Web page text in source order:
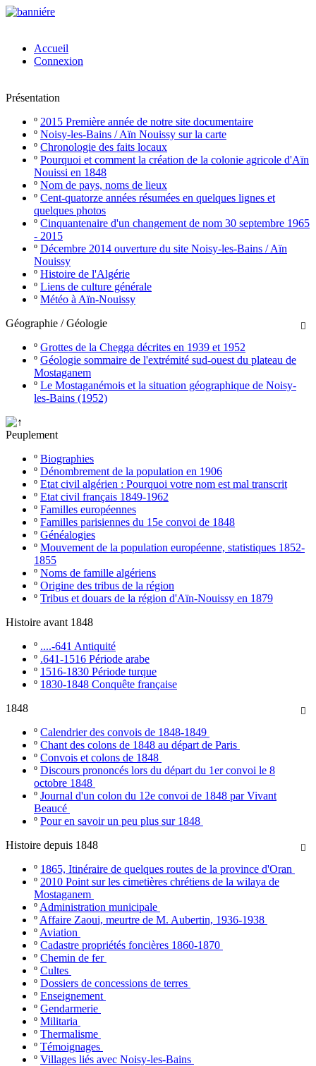
Accueil
Connexion
Présentation
º 2015 Première année de notre site documentaire
º Noisy-les-Bains / Aïn Nouissy sur la carte
º Chronologie des faits locaux
º Pourquoi et comment la création de la colonie agricole d'Aïn
Nouissi en 1848
º Nom de pays, noms de lieux
º Cent-quatorze années résumées en quelques lignes et
quelques photos
º Cinquantenaire d'un changement de nom 30 septembre 1965
- 2015
º Décembre 2014 ouverture du site Noisy-les-Bains / Aïn
Nouissy
º Histoire de l'Algérie
º Liens de culture générale
º Météo à Aïn-Nouissy

Géographie / Géologie
º Grottes de la Chegga décrites en 1939 et 1952
º Géologie sommaire de l'extrémité sud-ouest du plateau de
Mostaganem
º Le Mostaganémois et la situation géographique de Noisy-
les-Bains (1952)
Peuplement
º Biographies
º Dénombrement de la population en 1906
º Etat civil algérien : Pourquoi votre nom est mal transcrit
º Etat civil français 1849-1962
º Familles européennes
º Familles parisiennes du 15e convoi de 1848
º Généalogies
º Mouvement de la population européenne, statistiques 1852-
1855
º Noms de famille algériens
º Origine des tribus de la région
º Tribus et douars de la région d'Aïn-Nouissy en 1879
Histoire avant 1848
º ....-641 Antiquité
º .641-1516 Période arabe
º 1516-1830 Période turque
º 1830-1848 Conquête française

1848
º Calendrier des convois de 1848-1849
º Chant des colons de 1848 au départ de Paris
º Convois et colons de 1848
º Discours prononcés lors du départ du 1er convoi le 8
octobre 1848
º Journal d'un colon du 12e convoi de 1848 par Vivant
Beaucé
º Pour en savoir un peu plus sur 1848

Histoire depuis 1848
º 1865, Itinéraire de quelques routes de la province d'Oran
º 2010 Point sur les cimetières chrétiens de la wilaya de
Mostaganem
º Administration municipale
º Affaire Zaoui, meurtre de M. Aubertin, 1936-1938
º Aviation
º Cadastre propriétés foncières 1860-1870
º Chemin de fer
º Cultes
º Dossiers de concessions de terres
º Enseignement
º Gendarmerie
º Militaria
º Thermalisme
º Témoignages
º Villages liés avec Noisy-les-Bains